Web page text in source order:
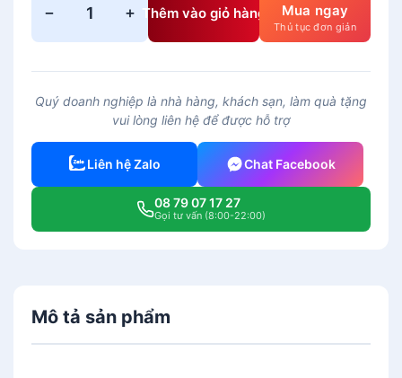
−
ộ
à
a
0
3
G
a
+ Thêm vào giỏ hàng Mua ngay
Thủ tục đơn giản
Quý doanh nghiệp là nhà hàng, khách sạn, làm quà tặng
vui lòng liên hệ để được hỗ trợ
Liên hệ Zalo Chat Facebook
08 79 07 17 27
Gọi tư vấn (8:00-22:00)
Mô tả sản phẩm